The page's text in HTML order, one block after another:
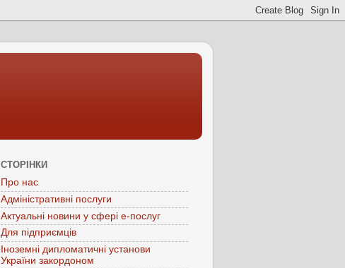
СТОРІНКИ
Про нас
Адміністративні послуги
Актуальні новини у сфері е-послуг
Для підприємців
Іноземні дипломатичні установи
України закордоном